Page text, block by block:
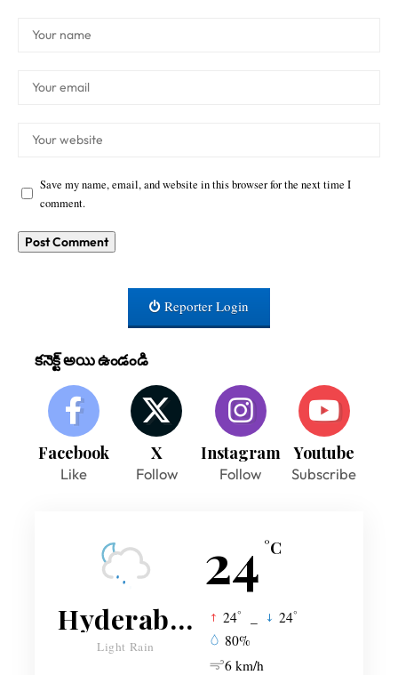
Save my name, email, and website in this browser for the next time I
comment.
Reporter Login
కనెక్ట్ అయి ఉండండి
Facebook
Like
X
Follow
Instagram
Follow
Youtube
Subscribe
24 °C
Hyderabad
Light Rain
24° 24°
80%
6 km/h